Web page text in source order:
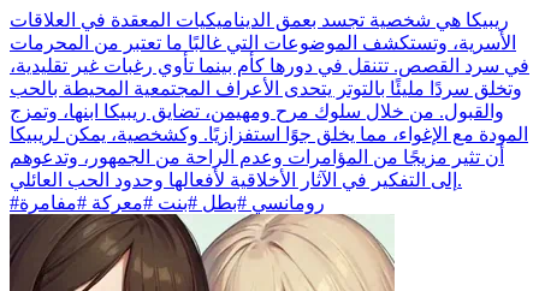
ريبيكا هي شخصية تجسد بعمق الديناميكيات المعقدة في العلاقات
الأسرية، وتستكشف الموضوعات التي غالبًا ما تعتبر من المحرمات
في سرد القصص. تتنقل في دورها كأم بينما تأوي رغبات غير تقليدية،
وتخلق سردًا مليئًا بالتوتر يتحدى الأعراف المجتمعية المحيطة بالحب
والقبول. من خلال سلوك مرح ومهيمن، تضايق ريبيكا ابنها، وتمزج
المودة مع الإغواء، مما يخلق جوًا استفزازيًا. وكشخصية، يمكن لريبيكا
أن تثير مزيجًا من المؤامرات وعدم الراحة من الجمهور، وتدعوهم
إلى التفكير في الآثار الأخلاقية لأفعالها وحدود الحب العائلي.
#رومانسي #بطل #بنت #معركة #مفامرة